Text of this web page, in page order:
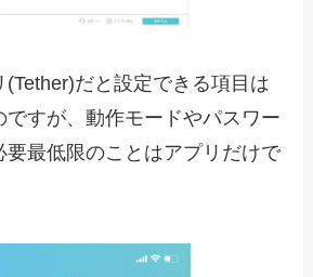
だと設定できる項目は
ですが、動作モードやパスワー
要最低限のことはアプリだけで